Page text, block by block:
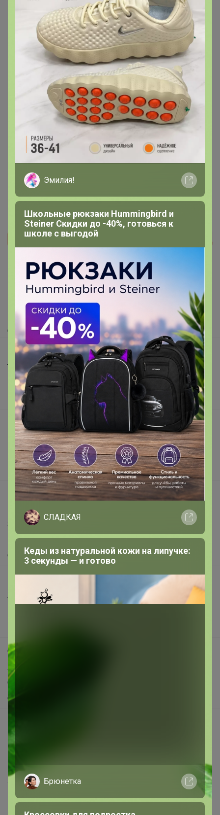
Будьте первым!
Подпись
Вайбер - жми и задавай вопросы! Мой номер
89831650367
Как здесь все устроено?
Как сделать заказ?
Как получить?
Доставка
Шоурумы
Торговые марки
Наша команда
В наличии
Подарочные сертификаты
Реклама на сайте
Поставщикам
Вакансии
support@24-ok.ru
Написать в поддержку
Защита покупателя
Помощь
О нас
Анонсы
Самое выгодное
Хиты продаж
Самое желанное
Самое быстрое
Picabox.ru - Лучшее место для ваших изображений
Розыгрыш - Генератор случайных чисел
Пульс нашего маркетплейса
Укорачиватель ссылок
Эмилия!
Школьные рюкзаки Hummingbird и
Steiner Скидки до -40%, готовься к
школе с выгодой
СЛАДКАЯ
Кеды из натуральной кожи на липучке:
3 секунды — и готово
Брюнетка